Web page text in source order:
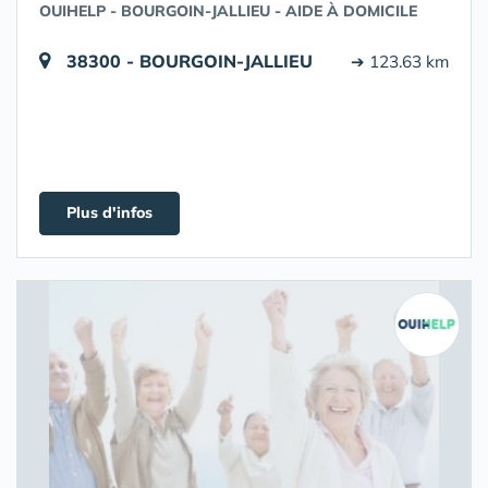
OUIHELP - BOURGOIN-JALLIEU - AIDE À DOMICILE
38300 - BOURGOIN-JALLIEU ➔ 123.63 km
Plus d'infos